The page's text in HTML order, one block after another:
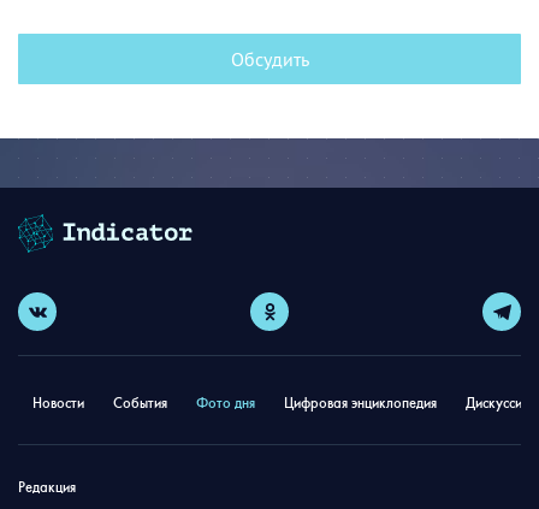
Обсудить
Новости События Фото дня Цифровая энциклопедия
Редакция